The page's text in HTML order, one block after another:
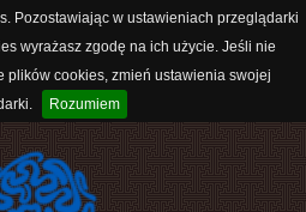
Pozostawiając w ustawieniach przeglądarki
wyrażasz zgodę na ich użycie. Jeśli nie
plików cookies, zmień ustawienia swojej
Rozumiem